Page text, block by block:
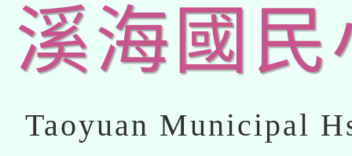
溪海國民
Taoyuan Municipal